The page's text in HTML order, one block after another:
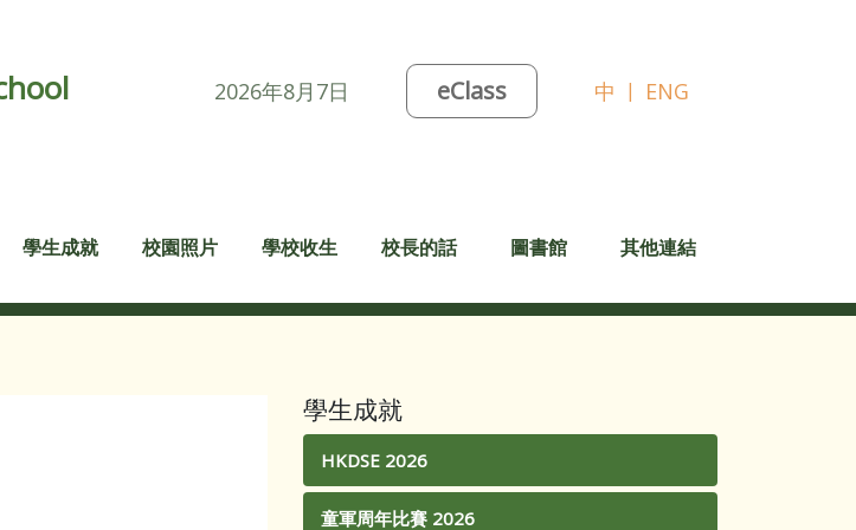
2026年8月7日 eClass 中 | ENG
學生成就 校園照片 學校收生 校長的話 圖書館 其他連結
學生成就
HKDSE 2026
童軍周年比賽 2026